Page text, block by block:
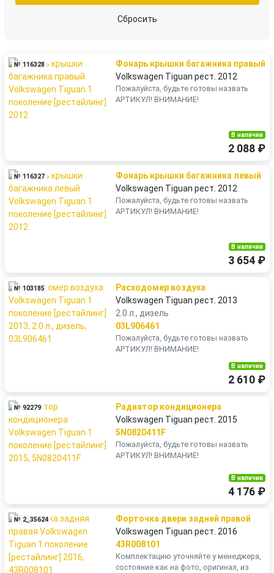
Сбросить
№ 116328
Фонарь крышки багажника правый
Volkswagen Tiguan рест. 2012
Пожалуйста, будьте готовы назвать
АРТИКУЛ! ВНИМАНИЕ!
В наличии
2 088 ₽
№ 116327
Фонарь крышки багажника левый
Volkswagen Tiguan рест. 2012
Пожалуйста, будьте готовы назвать
АРТИКУЛ! ВНИМАНИЕ!
В наличии
3 654 ₽
№ 103185
Расходомер воздуха
Volkswagen Tiguan рест. 2013
2.0 л., дизель
03L906461
Пожалуйста, будьте готовы назвать
АРТИКУЛ! ВНИМАНИЕ!
В наличии
2 610 ₽
№ 92279
Радиатор кондиционера
Volkswagen Tiguan рест. 2015
5N0820411F
Пожалуйста, будьте готовы назвать
АРТИКУЛ! ВНИМАНИЕ!
В наличии
4 176 ₽
№ 2_35624
Форточка двери задней правой
Volkswagen Tiguan рест. 2016
43R008101
Комплектацию уточняйте у менеджера,
состояние как на фото, оригинал, из